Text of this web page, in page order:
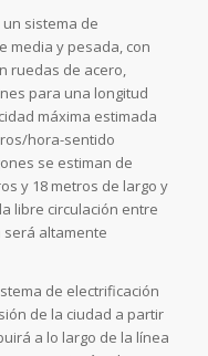
un sistema de
media y pesada, con
ruedas de acero,
para una longitud
máxima estimada
hora-sentido
se estiman de
y 18 metros de largo y
libre circulación entre
será altamente
de electrificación
de la ciudad a partir
a lo largo de la línea